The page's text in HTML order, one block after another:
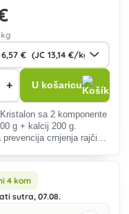
+ U košaricu
sa 2 komponente
g + kalcij 200 g.
prevencija crnjenja rajčice
4 kom
sutra, 07.08.